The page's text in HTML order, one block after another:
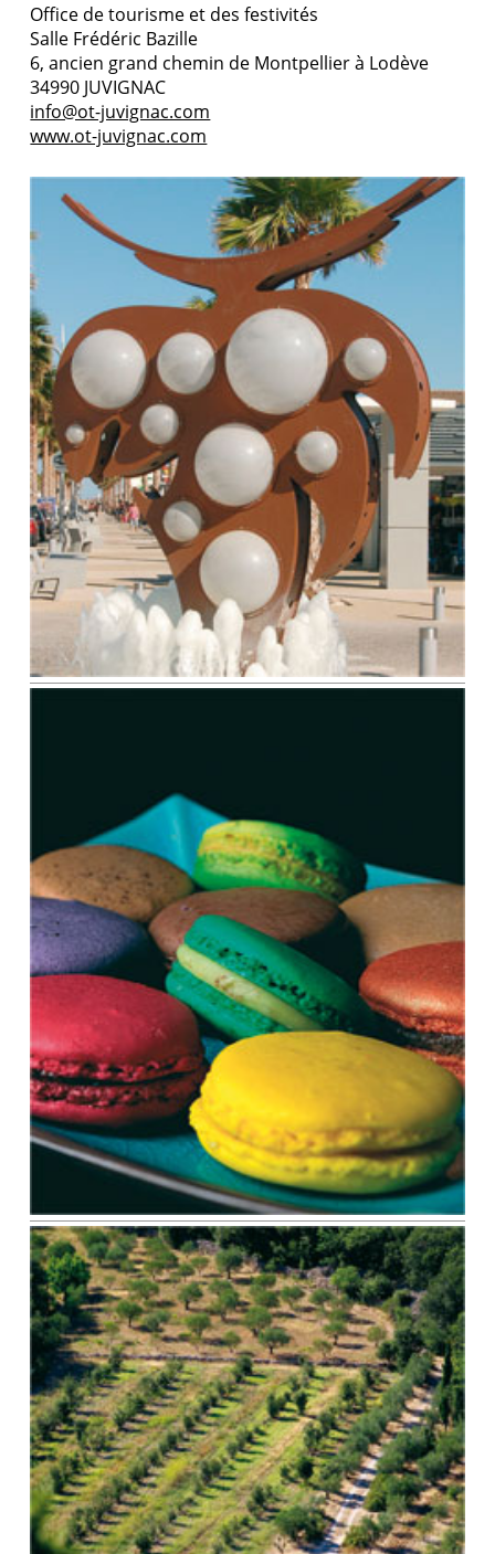
Office de tourisme et des festivités
Salle Frédéric Bazille
6, ancien grand chemin de Montpellier à Lodève
34990 JUVIGNAC
info@ot-juvignac.com
www.ot-juvignac.com